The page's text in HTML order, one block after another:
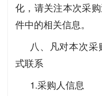
化，请关注本次采
件中的相关信息。
八、凡对本次
式联系
1.采购人信息